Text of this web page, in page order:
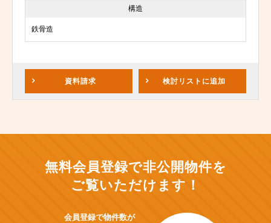
構造
鉄骨造
資料請求 検討リスト に追加
無料会員登録で非公開物件を
ご覧いただけます！
会員登録で物件数が